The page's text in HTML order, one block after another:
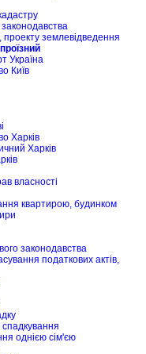
землевідведення
Україна
Київ
Харків
Харків
власності
квартирою, будинком
законодавства
податкових актів,
однією сім'єю